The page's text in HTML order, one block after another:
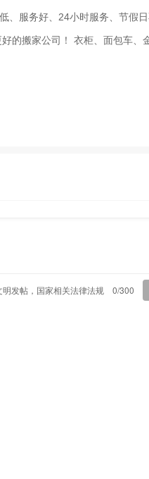
、服务好、24小时服务、节假
的搬家公司！ 衣柜、面包车、
明发帖，国家相关法律法规 0/300